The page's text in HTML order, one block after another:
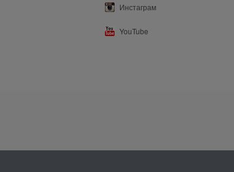
Инстаграм
YouTube